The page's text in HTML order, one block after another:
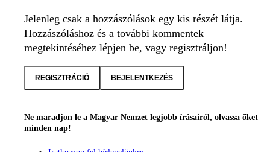
Jelenleg csak a hozzászólások egy kis részét látja.
Hozzászóláshoz és a további kommentek
megtekintéséhez lépjen be, vagy regisztráljon!
REGISZTRÁCIÓ BEJELENTKEZÉS
Ne maradjon le a Magyar Nemzet legjobb írásairól, olvassa őket
minden nap!